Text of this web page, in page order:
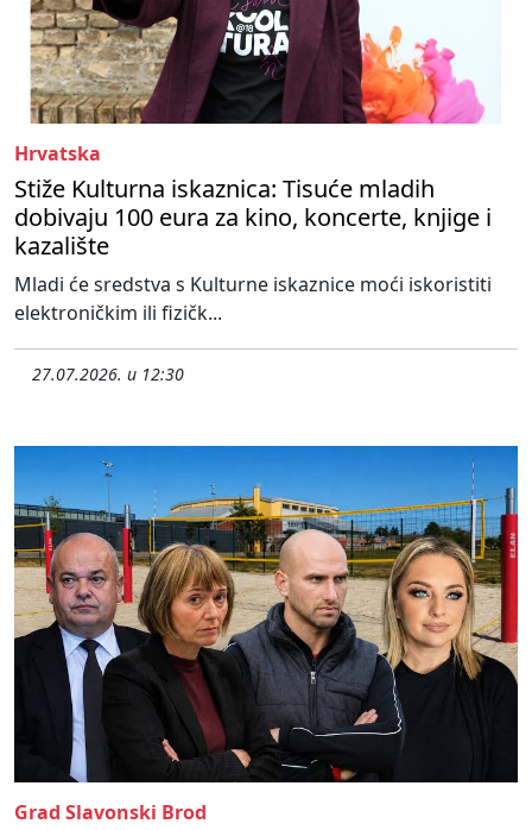
Hrvatska
Stiže Kulturna iskaznica: Tisuće mladih
dobivaju 100 eura za kino, koncerte, knjige i
kazalište
Mladi će sredstva s Kulturne iskaznice moći iskoristiti
elektroničkim ili fizičk...
27.07.2026. u 12:30
Grad Slavonski Brod